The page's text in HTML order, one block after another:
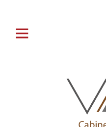
Catégorie :
bride